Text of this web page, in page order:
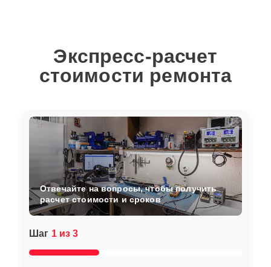
Экспресс-расчет
стоимости ремонта
Шаг 1 из 3
Отвечайте на вопросы, чтобы получить
расчет стоимости и сроков